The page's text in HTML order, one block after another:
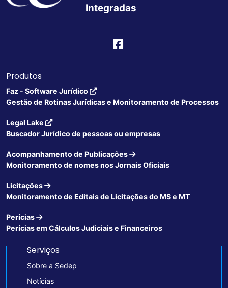
Integradas
Produtos
Faz - Software Jurídico
Gestão de Rotinas Jurídicas e Monitoramento de Processos
Legal Lake
Buscador Jurídico de pessoas ou empresas
Acompanhamento de Publicações
Monitoramento de nomes nos Jornais Oficiais
Licitações
Monitoramento de Editais de Licitações do MS e MT
Perícias
Perícias em Cálculos Judiciais e Financeiros
Serviços
Sobre a Sedep
Notícias